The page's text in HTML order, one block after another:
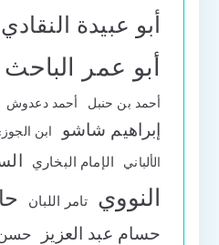
أبو عبيدة النقادي
أبو عمر الباحث
أحمد بن حنبل أحمد دعدوش
إبراهيم شاشو ابن
الألباني الإمام البخاري
النووي تامر اللبان
حسام عبد العزيز حسن